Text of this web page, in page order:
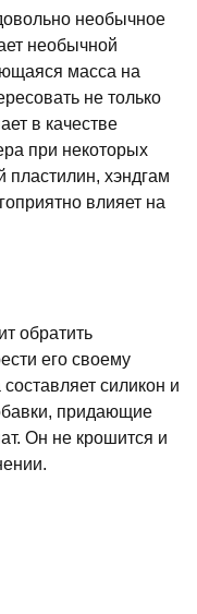
необычное
необычной
масса на
не только
в качестве
при некоторых
пластилин, хэндгам
влияет на
обратить
его своему
силикон и
придающие
Он не крошится и